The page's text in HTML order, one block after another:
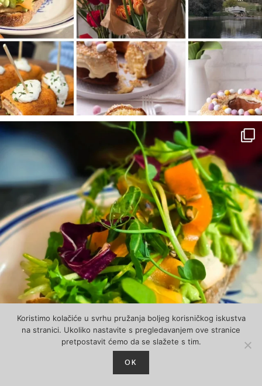
Koristimo kolačiće u svrhu pružanja boljeg korisničkog iskustva
na stranici. Ukoliko nastavite s pregledavanjem ove stranice
pretpostavit ćemo da se slažete s tim.
OK